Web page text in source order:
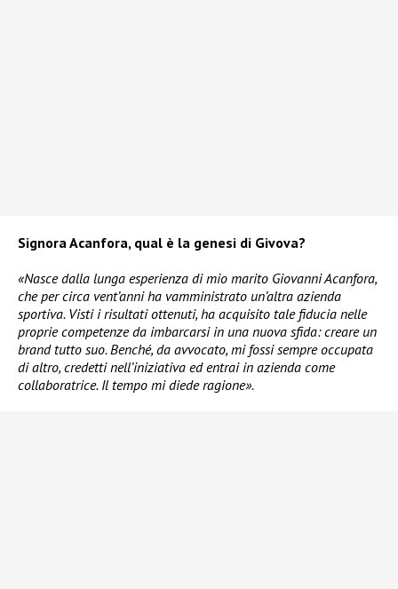
Signora Acanfora, qual è la genesi di Givova?
«Nasce dalla lunga esperienza di mio marito Giovanni Acanfora,
che per circa vent’anni ha vamministrato un’altra azienda
sportiva. Visti i risultati ottenuti, ha acquisito tale fiducia nelle
proprie competenze da imbarcarsi in una nuova sfida: creare un
brand tutto suo. Benché, da avvocato, mi fossi sempre occupata
di altro, credetti nell’iniziativa ed entrai in azienda come
collaboratrice. Il tempo mi diede ragione».